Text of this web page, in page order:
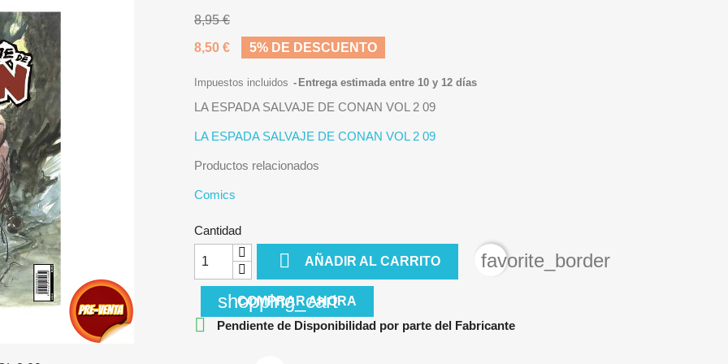
8,95 €
8,50 €
5% DE DESCUENTO
Impuestos incluidos Entrega estimada entre 10 y 12 días
LA ESPADA SALVAJE DE CONAN VOL 2 09
LA ESPADA SALVAJE DE CONAN VOL 2 09
Productos relacionados
Comics
Cantidad
 AÑADIR AL CARRITO
favorite_border
shopping_cart
COMPRAR AHORA
 Pendiente de Disponibilidad por parte del Fabricante